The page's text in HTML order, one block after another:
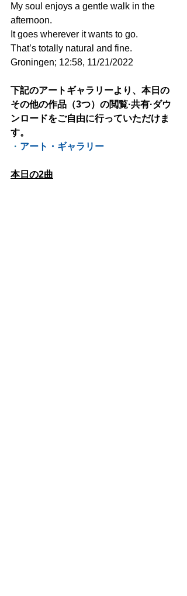
My soul enjoys a gentle walk in the
afternoon.
It goes wherever it wants to go.
That’s totally natural and fine.
Groningen; 12:58, 11/21/2022
下記のアートギャラリーより、本日の
その他の作品（3つ）の閲覧·共有·ダウ
ンロードをご自由に行っていただけま
す。
・ アート・ギャラリー
本日の2曲